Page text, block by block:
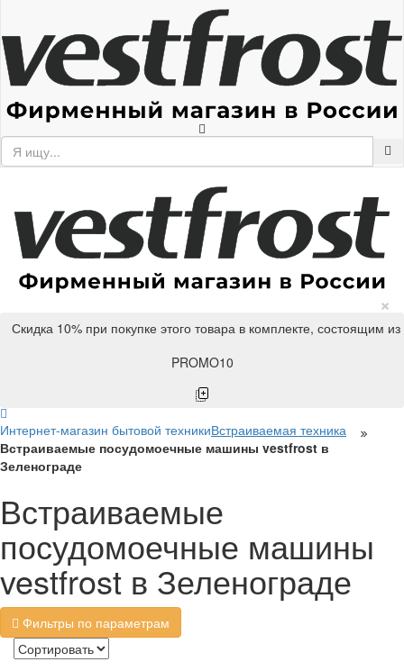
×
Скидка 10% при покупке этого товара в комплекте, состоящим
PROMO10
Интернет-магазин бытовой техникиВстраиваемая техника
Встраиваемые посудомоечные машины vestfrost в
Зеленограде
Встраиваемые
посудомоечные машины
vestfrost в Зеленограде
Фильтры по параметрам